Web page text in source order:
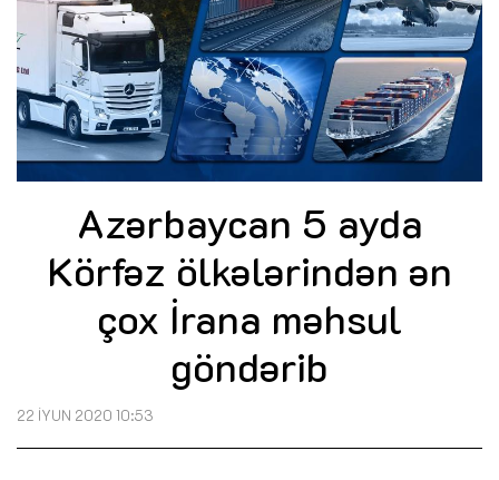
Azərbaycan 5 ayda
Körfəz ölkələrindən ən
çox İrana məhsul
göndərib
22 İYUN 2020 10:53